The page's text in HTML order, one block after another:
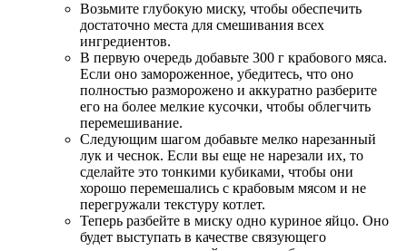
Возьмите глубокую миску, чтобы обеспечить
достаточно места для смешивания всех
ингредиентов.
В первую очередь добавьте 300 г крабового мяса.
Если оно замороженное, убедитесь, что оно
полностью разморожено и аккуратно разберите
его на более мелкие кусочки, чтобы облегчить
перемешивание.
Следующим шагом добавьте мелко нарезанный
лук и чеснок. Если вы еще не нарезали их, то
сделайте это тонкими кубиками, чтобы они
хорошо перемешались с крабовым мясом и не
перегружали текстуру котлет.
Теперь разбейте в миску одно куриное яйцо. Оно
будет выступать в качестве связующего